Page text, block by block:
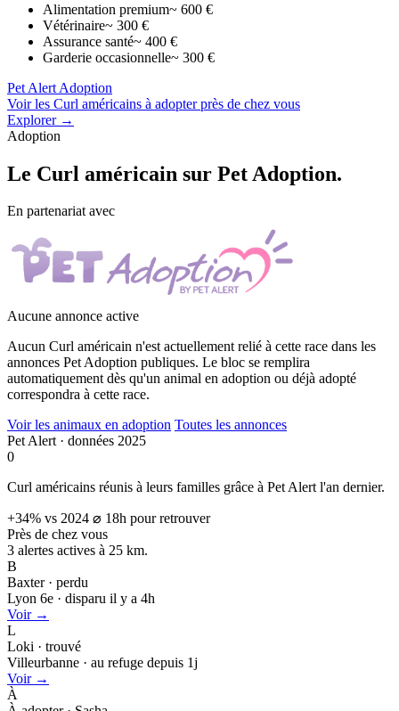
Alimentation premium~ 600 €
Vétérinaire~ 300 €
Assurance santé~ 400 €
Garderie occasionnelle~ 300 €
Pet Alert Adoption
Voir les Curl américains à adopter près de chez vous
Explorer →
Adoption
Le Curl américain sur Pet Adoption.
En partenariat avec
Aucune annonce active
Aucun Curl américain n'est actuellement relié à cette race dans les
annonces Pet Adoption publiques. Le bloc se remplira
automatiquement dès qu'un animal en adoption ou déjà adopté
correspondra à cette race.
Voir les animaux en adoption Toutes les annonces
Pet Alert · données 2025
0
Curl américains réunis à leurs familles grâce à Pet Alert l'an dernier.
+34% vs 2024 ⌀ 18h pour retrouver
Près de chez vous
3 alertes actives à 25 km.
B
Baxter · perdu
Lyon 6e · disparu il y a 4h
Voir →
L
Loki · trouvé
Villeurbanne · au refuge depuis 1j
Voir →
À